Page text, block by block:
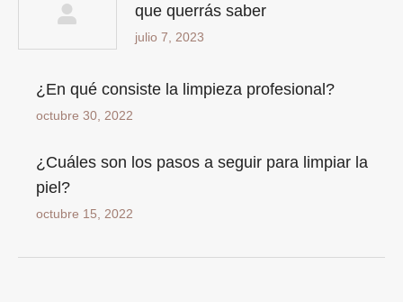
que querrás saber
julio 7, 2023
¿En qué consiste la limpieza profesional?
octubre 30, 2022
¿Cuáles son los pasos a seguir para limpiar la
piel?
octubre 15, 2022